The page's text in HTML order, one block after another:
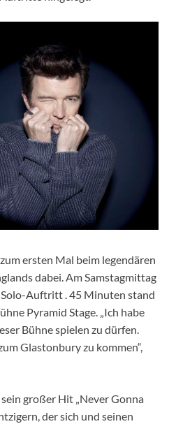
ersten Mal beim legendären
dabei. Am Samstagmittag
Auftritt . 45 Minuten stand
Pyramid Stage. „Ich habe
Bühne spielen zu dürfen.
Glastonbury zu kommen“,
großer Hit „Never Gonna
der sich und seinen